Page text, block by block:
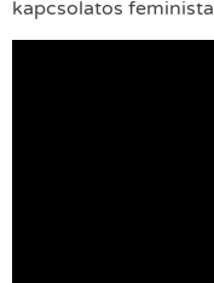
kapcsolatos